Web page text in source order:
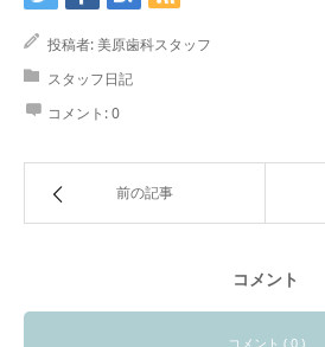
投稿者:美原歯科スタッフ
スタッフ日記
コメント:0
前の記事
コメント
コメント ( 0 )